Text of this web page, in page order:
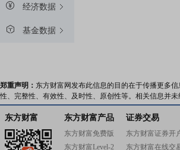
经济数据
基金数据
郑重声明： 东方财富网发布此信息的目的在于传播更多
性、完整性、有效性、及时性、原创性等。相关信息并
东方财富 东方财富产品
东方财富免费版
东方财富Level-2
证券交易
东方财富证券开
东方财富在线交